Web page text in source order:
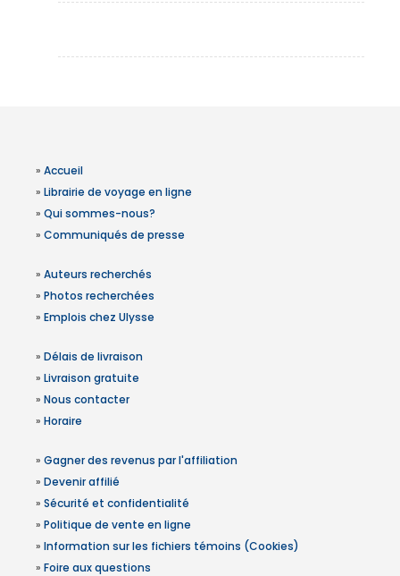
» Accueil
» Librairie de voyage en ligne
» Qui sommes-nous?
» Communiqués de presse
» Auteurs recherchés
» Photos recherchées
» Emplois chez Ulysse
» Délais de livraison
» Livraison gratuite
» Nous contacter
» Horaire
» Gagner des revenus par l'affiliation
» Devenir affilié
» Sécurité et confidentialité
» Politique de vente en ligne
» Information sur les fichiers témoins (Cookies)
» Foire aux questions